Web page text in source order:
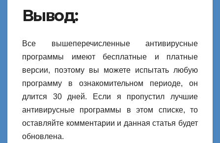
Вывод:
Все вышеперечисленные антивирусные
программы имеют бесплатные и платные
версии, поэтому вы можете испытать любую
программу в ознакомительном периоде, он
длится 30 дней. Если я пропустил лучшие
антивирусные программы в этом списке, то
оставляйте комментарии и данная статья будет
обновлена.